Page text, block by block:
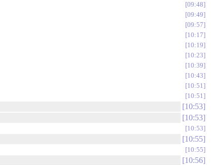
09:48
09:49
09:57
10:17
10:19
10:23
10:39
10:43
10:51
10:51
10:53
10:53
10:53
10:55
10:55
10:56